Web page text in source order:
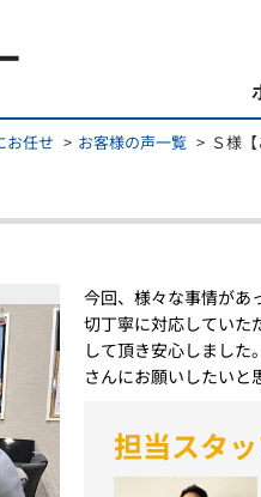
お任せ お客様の声一覧 Ｓ様【
今回、様々な事情があ
切丁寧に対応していた
して頂き安心しまし
さんにお願いしたいと
担当スタ